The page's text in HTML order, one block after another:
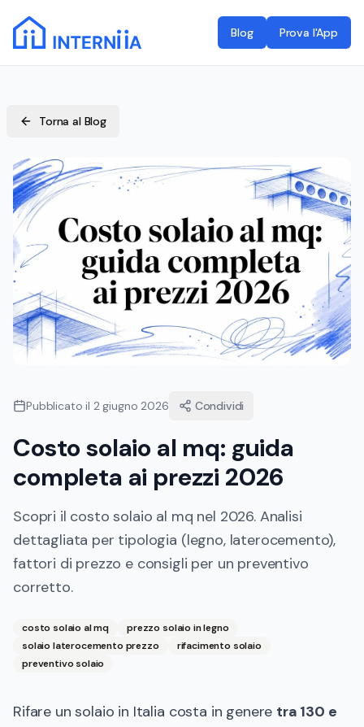
Blog Prova l'App
Torna al Blog
Pubblicato il 2 giugno 2026 Condividi
Costo solaio al mq: guida
completa ai prezzi 2026
Scopri il costo solaio al mq nel 2026. Analisi
dettagliata per tipologia (legno, laterocemento),
fattori di prezzo e consigli per un preventivo
corretto.
costo solaio al mq
prezzo solaio in legno
solaio laterocemento prezzo
rifacimento solaio
preventivo solaio
Rifare un solaio in Italia costa in genere tra 130 e